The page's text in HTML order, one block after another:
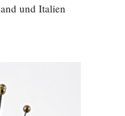
und Italien